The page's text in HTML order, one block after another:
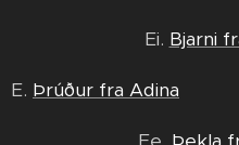
Ei. Bjarni
E. Þrúður fra Adina